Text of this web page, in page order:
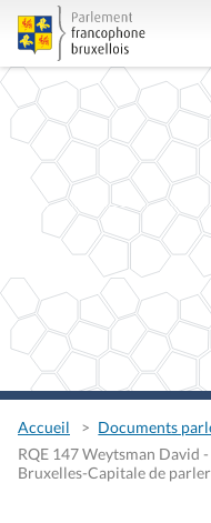
Accueil
Documents
RQE 147 Weytsman David
Bruxelles-Capitale de